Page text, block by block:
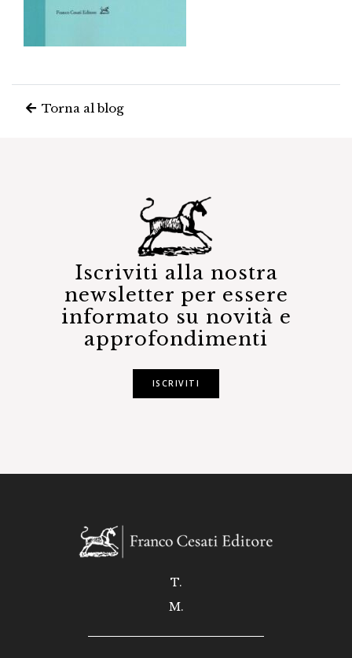
Torna al blog
Iscriviti alla nostra
newsletter per essere
informato su novità e
approfondimenti
ISCRIVITI
T.
M.